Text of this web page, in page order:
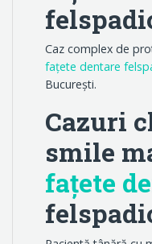
Caz complex de
fațete dentare
București.
Cazuri
smile
fațete